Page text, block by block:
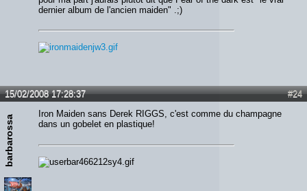
dernier album de l'ancien maiden" .;)
#24
15/02/2008 17:28:37
barbarossa
Iron Maiden sans Derek RIGGS, c'est comme du champagne
dans un gobelet en plastique!